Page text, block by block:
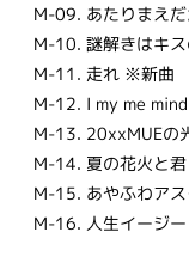
M-09. あたりまえだ
M-10. 謎解きはキ
M-11. 走れ ※新曲
M-12. I my me mind
M-13. 20xxMUEの
M-14. 夏の花火と
M-15. あやふわア
M-16. 人生イージ